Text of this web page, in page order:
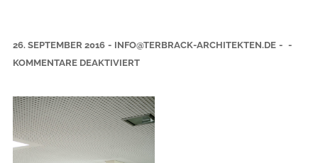
26. SEPTEMBER 2016 - INFO@TERBRACK-ARCHITEKTEN.DE - -
KOMMENTARE DEAKTIVIERTF
K
I
T
A
-
S